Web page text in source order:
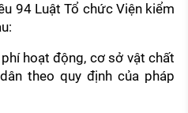
94 Luật Tổ chức Viện kiểm
hoạt động, cơ sở vật chất
theo quy định của pháp